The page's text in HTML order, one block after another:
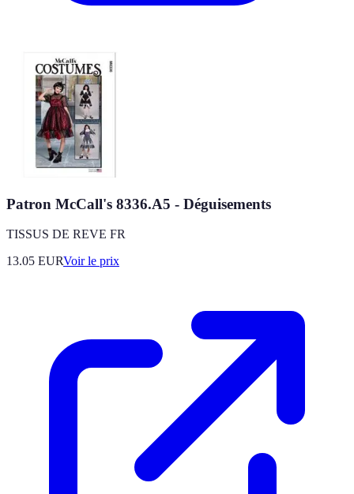
Patron McCall's 8336.A5 - Déguisements
TISSUS DE REVE FR
13.05 EURVoir le prix